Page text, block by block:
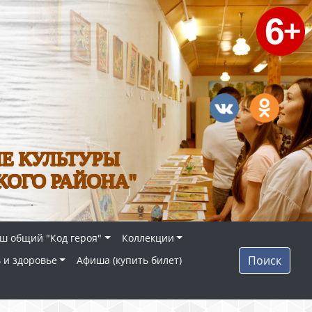
КУЛЬТУРЫ
РАЙОНА"
общий "Код героя"
Коллекции
и здоровье
Афиша (купить билет) Поиск